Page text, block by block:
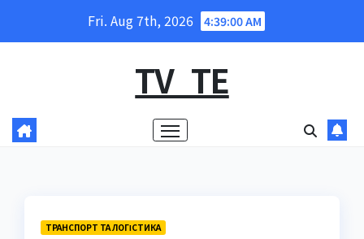
Fri. Aug 7th, 2026 4:39:01 AM
TV_TE
ТРАНСПОРТ ТА ЛОГІСТИКА